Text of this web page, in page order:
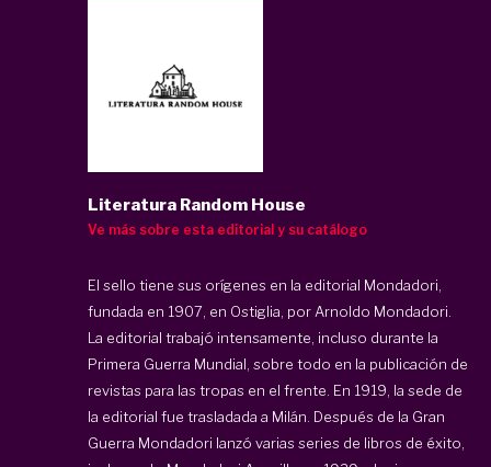
Literatura Random House
Ve más sobre esta editorial y su catálogo
El sello tiene sus orígenes en la editorial Mondadori,
fundada en 1907, en Ostiglia, por Arnoldo Mondadori.
La editorial trabajó intensamente, incluso durante la
Primera Guerra Mundial, sobre todo en la publicación de
revistas para las tropas en el frente. En 1919, la sede de
la editorial fue trasladada a Milán. Después de la Gran
Guerra Mondadori lanzó varias series de libros de éxito,